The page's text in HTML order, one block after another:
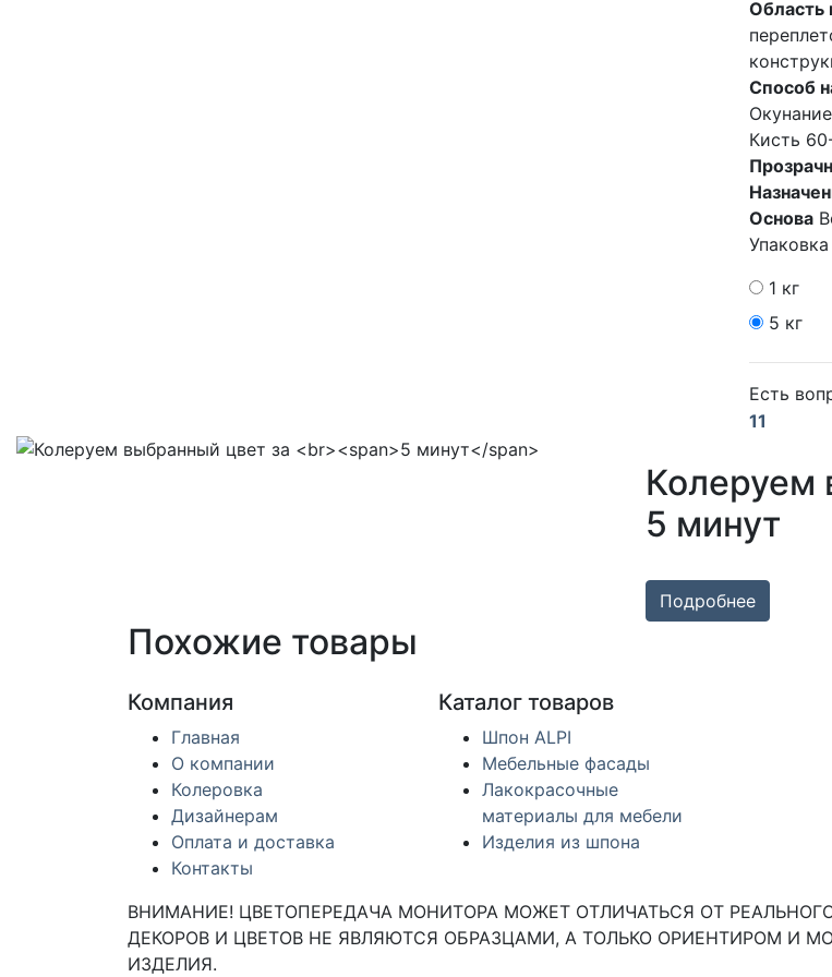
Область
Способ
Кисть
Основа
1 кг
5 кг
Есть
11
Колеруем
5 минут
Подробнее
Похожие товары
Компания
Главная
О компании
Колеровка
Дизайнерам
Оплата и доставка
Контакты
Каталог товаров
Шпон ALPI
Мебельные фасады
Лакокрасочные
материалы для мебели
Изделия из шпона
ВНИМАНИЕ! ЦВЕТОПЕРЕДАЧА МОНИТОРА МОЖЕТ ОТЛИЧАТЬСЯ ОТ
ДЕКОРОВ И ЦВЕТОВ НЕ ЯВЛЯЮТСЯ ОБРАЗЦАМИ, А ТОЛЬКО ОРИЕНТИРОМ И
ИЗДЕЛИЯ.